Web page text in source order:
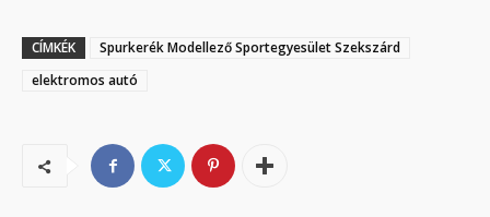
CÍMKÉK
Spurkerék Modellező Sportegyesület Szekszárd
elektromos autó